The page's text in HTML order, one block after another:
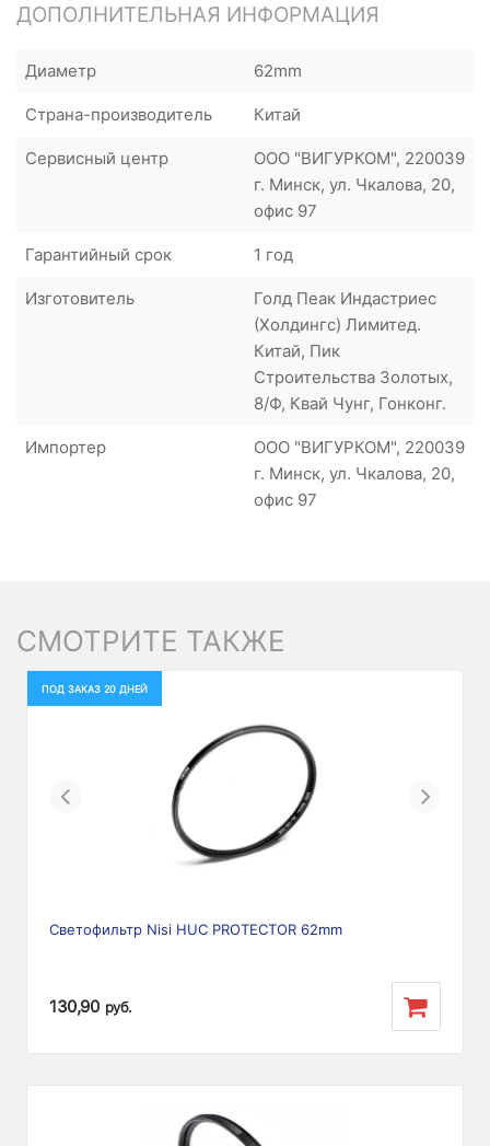
ДОПОЛНИТЕЛЬНАЯ ИНФОРМАЦИЯ
Диаметр 62mm
Страна-производитель Китай
Сервисный центр
ООО "ВИГУРКОМ", 220039
г. Минск, ул. Чкалова, 20,
офис 97
Гарантийный срок 1 год
Изготовитель
Голд Пеак Индастриес
(Холдингс) Лимитед.
Китай, Пик
Строительства Золотых,
8/Ф, Квай Чунг, Гонконг.
Импортер
ООО "ВИГУРКОМ", 220039
г. Минск, ул. Чкалова, 20,
офис 97
СМОТРИТЕ ТАКЖЕ
ПОД ЗАКАЗ 20 ДНЕЙ
Previous Next
Светофильтр Nisi HUC PROTECTOR 62mm
130,90 руб.